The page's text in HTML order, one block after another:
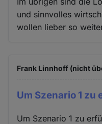
und sinnvolles
wollen lieber so
Frank Linnhoff (nicht
Um Szenario 1 zu
Um Szenario 1 zu